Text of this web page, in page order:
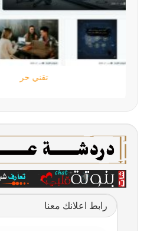
تقني حر
رابط اعلانك معنا